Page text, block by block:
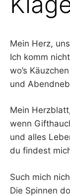
Mein Herz,
Ich komm
wo’s
und
Mein
wenn
und alles
du findest
Such mich
Die Spinnen